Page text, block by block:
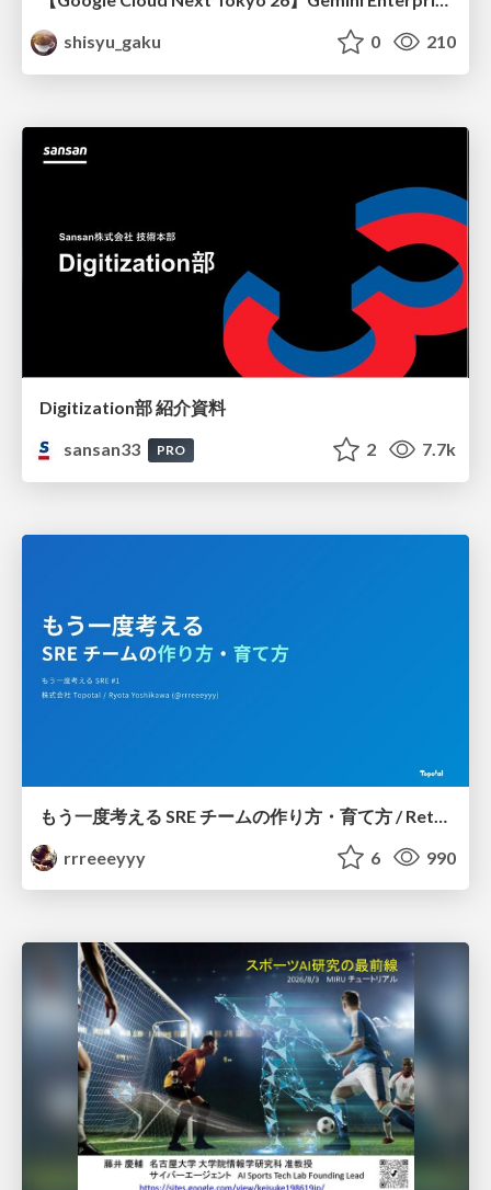
shisyu_gaku
0 210
Digitization部 紹介資料
sansan33
PRO 2 7.7k
rrreeeyyy
6 990